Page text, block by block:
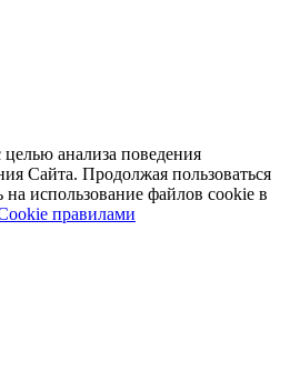
анализа поведения
Сайта. Продолжая пользоваться
использование файлов cookie в
правилами